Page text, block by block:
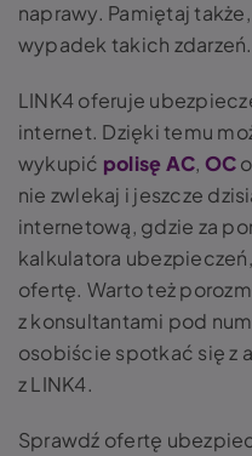
naprawy. Pamiętaj
wypadek takich zdarzeń.
LINK4 oferuje
internet. Dzięki temu
wykupić polisę AC, OC
nie zwlekaj i jeszcze
internetową, gdzie za
kalkulatora
ofertę. Warto też
z konsultantami pod
osobiście spotkać się z
z LINK4.
Sprawdź ofertę